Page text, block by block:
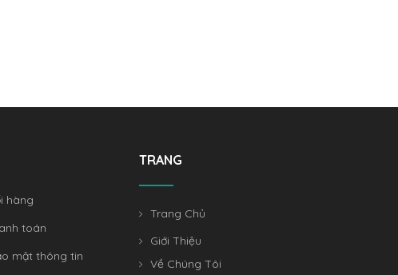
hàng
toán
mật thông tin
TRANG
Trang Chủ
Giới Thiệu
Về Chúng Tôi